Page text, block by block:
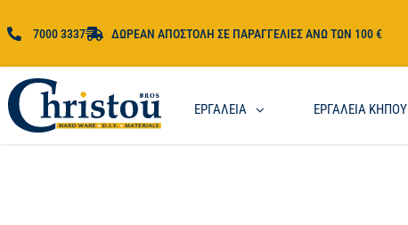
7000 3337 ΔΩΡΕΑΝ ΑΠΟΣΤΟΛΗ ΣΕ ΠΑΡΑΓΓΕΛΙΕΣ ΑΝΩ ΤΩΝ 100 €
ΕΡΓΑΛΕΙΑ ΕΡΓΑΛΕΙΑ ΚΗΠΟΥ